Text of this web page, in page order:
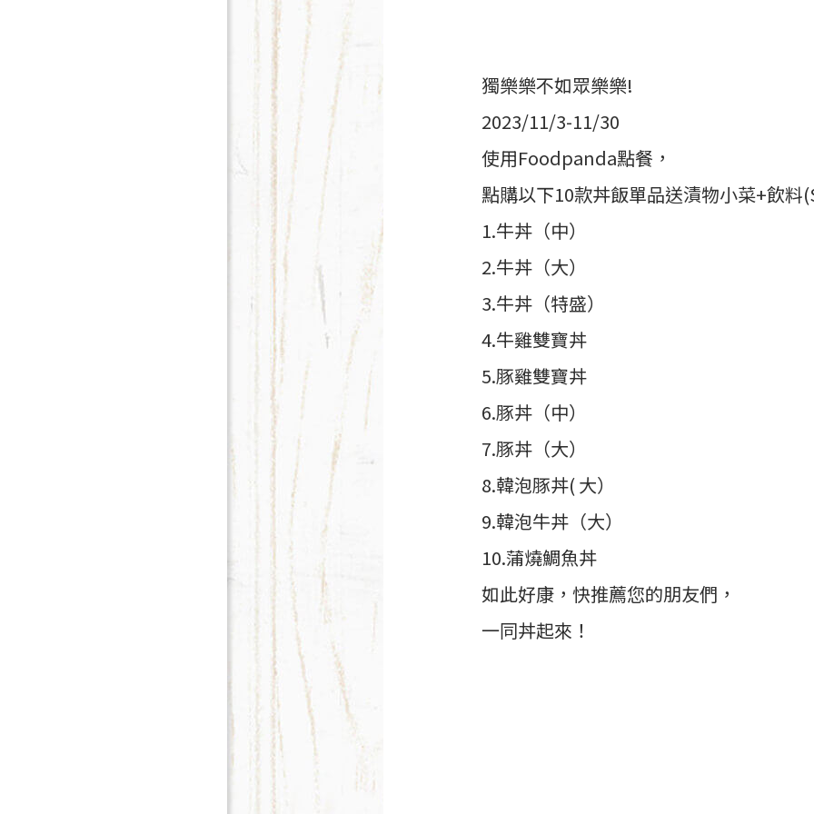
獨樂樂不如眾樂樂!
2023/11/3-11/30
使用Foodpanda點餐，
點購以下10款丼飯單品送漬物小菜+飲料
1.牛丼（中）
2.牛丼（大）
3.牛丼（特盛）
4.牛雞雙寶丼
5.豚雞雙寶丼
6.豚丼（中）
7.豚丼（大）
8.韓泡豚丼( 大）
9.韓泡牛丼（大）
10.蒲燒鯛魚丼
如此好康，快推薦您的朋友們，
一同丼起來！